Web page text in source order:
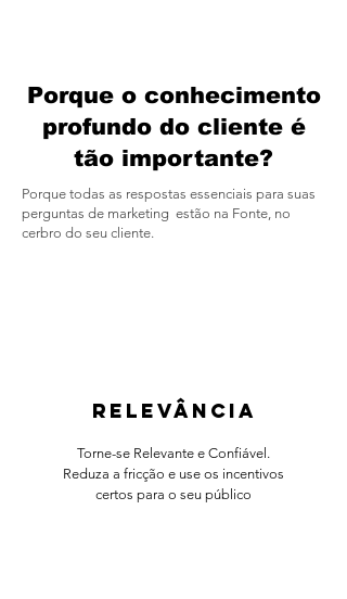
Porque o conhecimento
profundo do cliente é
tão importante?
Porque todas as respostas essenciais para suas
perguntas de marketing estão na Fonte, no
cerbro do seu cliente.
relevância
Torne-se Relevante e Confiável.
Reduza a fricção e use os incentivos
certos para o seu público